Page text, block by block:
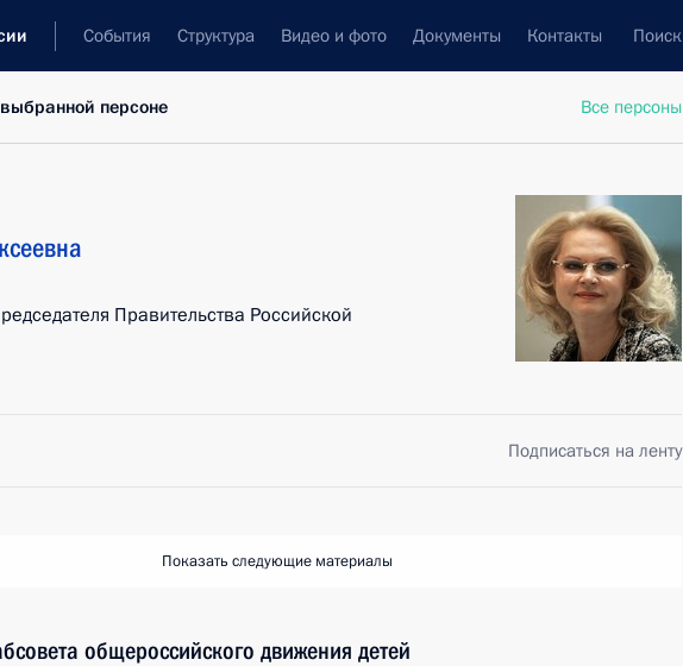
События Структура Видео и фото Документы Контакты Поиск
Все персоны
персоне
Правительства Российской
Подписаться на ленту
Показать следующие материалы
общероссийского движения детей